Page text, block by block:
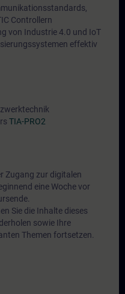
Controllern
von Industrie 4.0 und IoT
effektiv
TIA-PRO2
Zugang zur digitalen
eine Woche vor
Sie die Inhalte dieses
sowie Ihre
Themen fortsetzen.